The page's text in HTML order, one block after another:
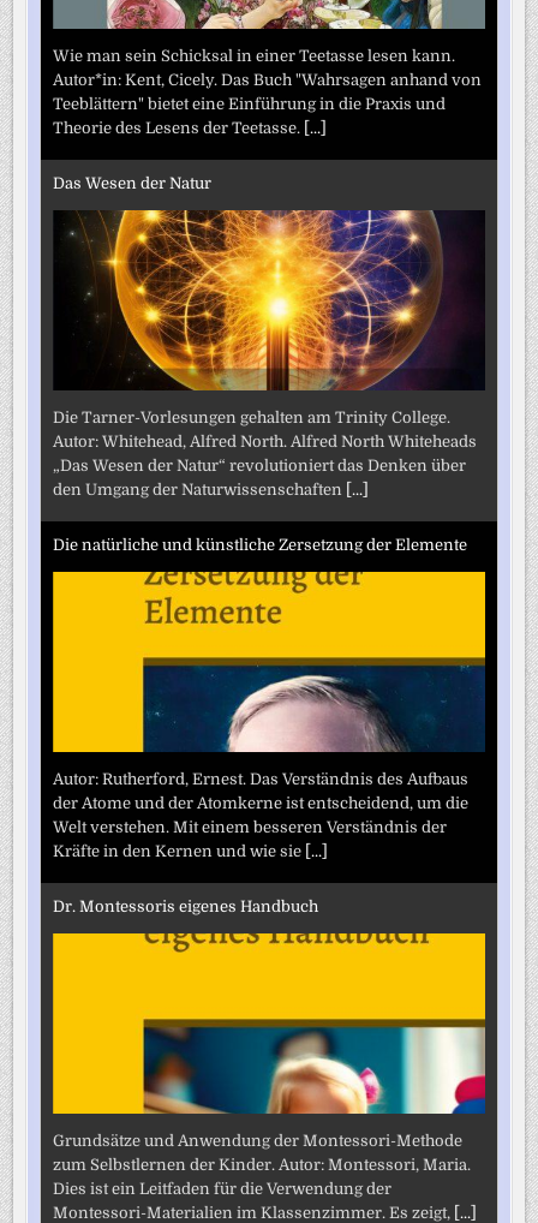
Wie man sein Schicksal in einer Teetasse lesen kann.
Autor*in: Kent, Cicely. Das Buch "Wahrsagen anhand von
Teeblättern" bietet eine Einführung in die Praxis und
Theorie des Lesens der Teetasse. [...]
Das Wesen der Natur
Die Tarner-Vorlesungen gehalten am Trinity College.
Autor: Whitehead, Alfred North. Alfred North Whiteheads
„Das Wesen der Natur“ revolutioniert das Denken über
den Umgang der Naturwissenschaften [...]
Die natürliche und künstliche Zersetzung der Elemente
Autor: Rutherford, Ernest. Das Verständnis des Aufbaus
der Atome und der Atomkerne ist entscheidend, um die
Welt verstehen. Mit einem besseren Verständnis der
Kräfte in den Kernen und wie sie [...]
Dr. Montessoris eigenes Handbuch
Grundsätze und Anwendung der Montessori-Methode
zum Selbstlernen der Kinder. Autor: Montessori, Maria.
Dies ist ein Leitfaden für die Verwendung der
Montessori-Materialien im Klassenzimmer. Es zeigt, [...]